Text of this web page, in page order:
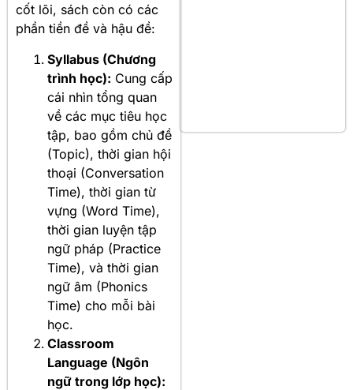
cốt lõi, sách còn có các
phần tiền đề và hậu đề:
Syllabus (Chương
trình học): Cung cấp
cái nhìn tổng quan
về các mục tiêu học
tập, bao gồm chủ đề
(Topic), thời gian hội
thoại (Conversation
Time), thời gian từ
vựng (Word Time),
thời gian luyện tập
ngữ pháp (Practice
Time), và thời gian
ngữ âm (Phonics
Time) cho mỗi bài
học.
Classroom
Language (Ngôn
ngữ trong lớp học):